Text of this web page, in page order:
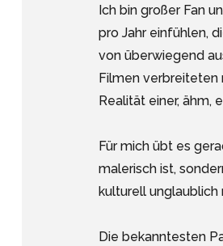
Ich bin großer Fan
pro Jahr einfühlen,
von überwiegend
Filmen verbreiteten
Realität einer,
Für mich übt es
malerisch ist,
kulturell
Die bekanntesten